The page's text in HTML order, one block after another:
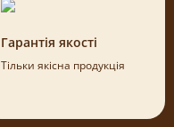
Гарантія якості
Тільки якісна продукція